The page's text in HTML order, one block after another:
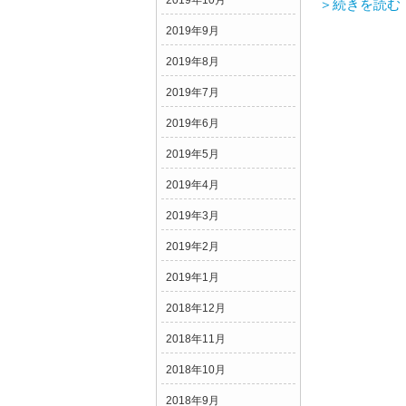
2019年9月
2019年8月
2019年7月
2019年6月
2019年5月
2019年4月
2019年3月
2019年2月
2019年1月
2018年12月
2018年11月
2018年10月
2018年9月
＞続きを読む